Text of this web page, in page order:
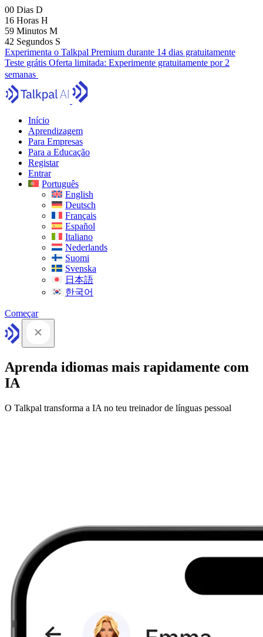
00 Dias D
16 Horas H
59 Minutos M
41 Segundos S
Experimenta o Talkpal Premium durante 14 dias gratuitamente
Teste grátis Oferta limitada: Experimente gratuitamente por 2
semanas
Início
Aprendizagem
Para Empresas
Para a Educação
Registar
Entrar
Português
English
Deutsch
Français
Español
Italiano
Nederlands
Suomi
Svenska
日本語
한국어
Começar
Aprenda idiomas mais rapidamente com
IA
O Talkpal transforma a IA no teu treinador de línguas pessoal